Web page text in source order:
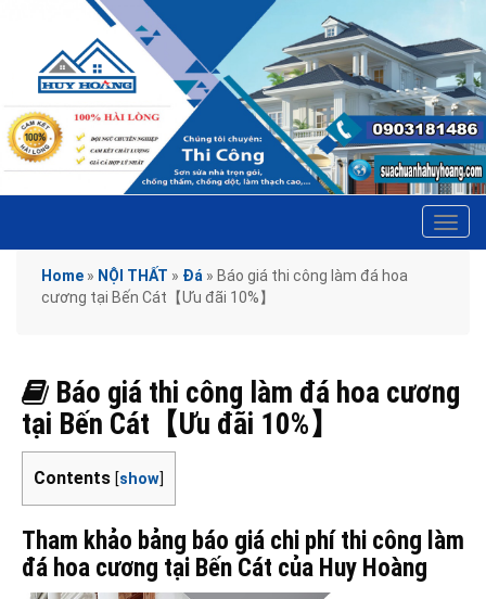
Home » NỘI THẤT » Đá » Báo giá thi công làm đá hoa
cương tại Bến Cát【Ưu đãi 10%】
Báo giá thi công làm đá hoa cương
tại Bến Cát【Ưu đãi 10%】
Contents [show]
Tham khảo bảng báo giá chi phí thi công làm
đá hoa cương tại Bến Cát của Huy Hoàng